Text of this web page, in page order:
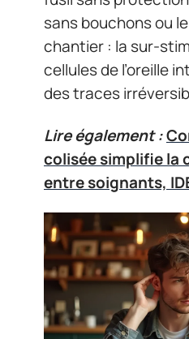
sans bouchons ou
chantier : la sur-
cellules de l’oreille
des traces
Lire également :
colisée simplifie la
entre soignants,